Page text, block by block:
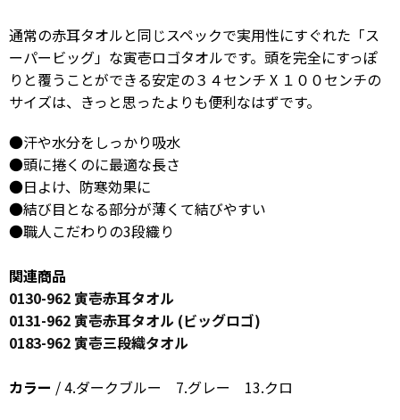
通常の赤耳タオルと同じスペックで実用性にすぐれた「ス
ーパービッグ」な寅壱ロゴタオルです。頭を完全にすっぽ
りと覆うことができる安定の３４センチ X １００センチの
サイズは、きっと思ったよりも便利なはずです。
●汗や水分をしっかり吸水
●頭に捲くのに最適な長さ
●日よけ、防寒効果に
●結び目となる部分が薄くて結びやすい
●職人こだわりの3段織り
関連商品
0130-962 寅壱赤耳タオル
0131-962 寅壱赤耳タオル (ビッグロゴ)
0183-962 寅壱三段織タオル
カラー / 4.ダークブルー 7.グレー 13.クロ